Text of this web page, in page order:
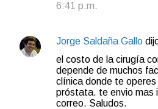
6:41 p.m.
Jorge Saldaña Gallo
el costo de la cirugía
depende de muchos
clínica donde te
próstata. te envio mas
correo. Saludos.